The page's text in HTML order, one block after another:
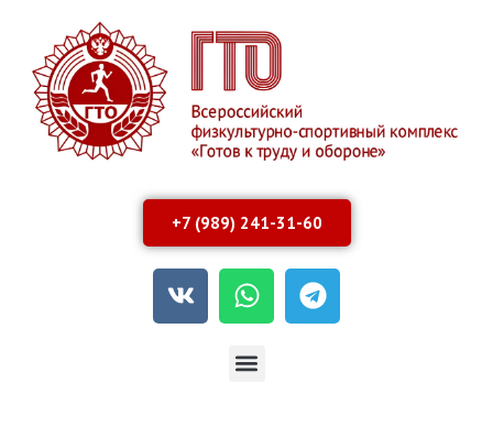
+7 (989) 241-31-60